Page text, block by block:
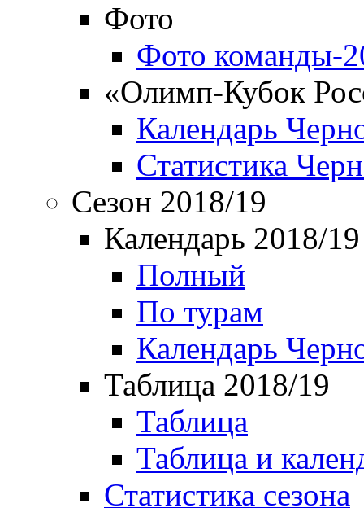
Фото
Фото команды-
«Олимп-Кубок
Календарь
Статистика
Сезон 2018/19
Календарь 2018/19
Полный
По турам
Календарь
Таблица 2018/19
Таблица
Таблица и
Статистика сезона